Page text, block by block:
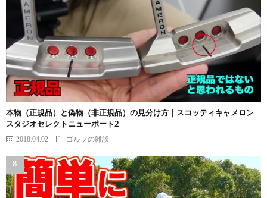
本物（正規品）と偽物（非正規品）の見分け方｜スコッティキャメロン
スタジオセレクトニューポート2
2018.04.02 ゴルフの雑談